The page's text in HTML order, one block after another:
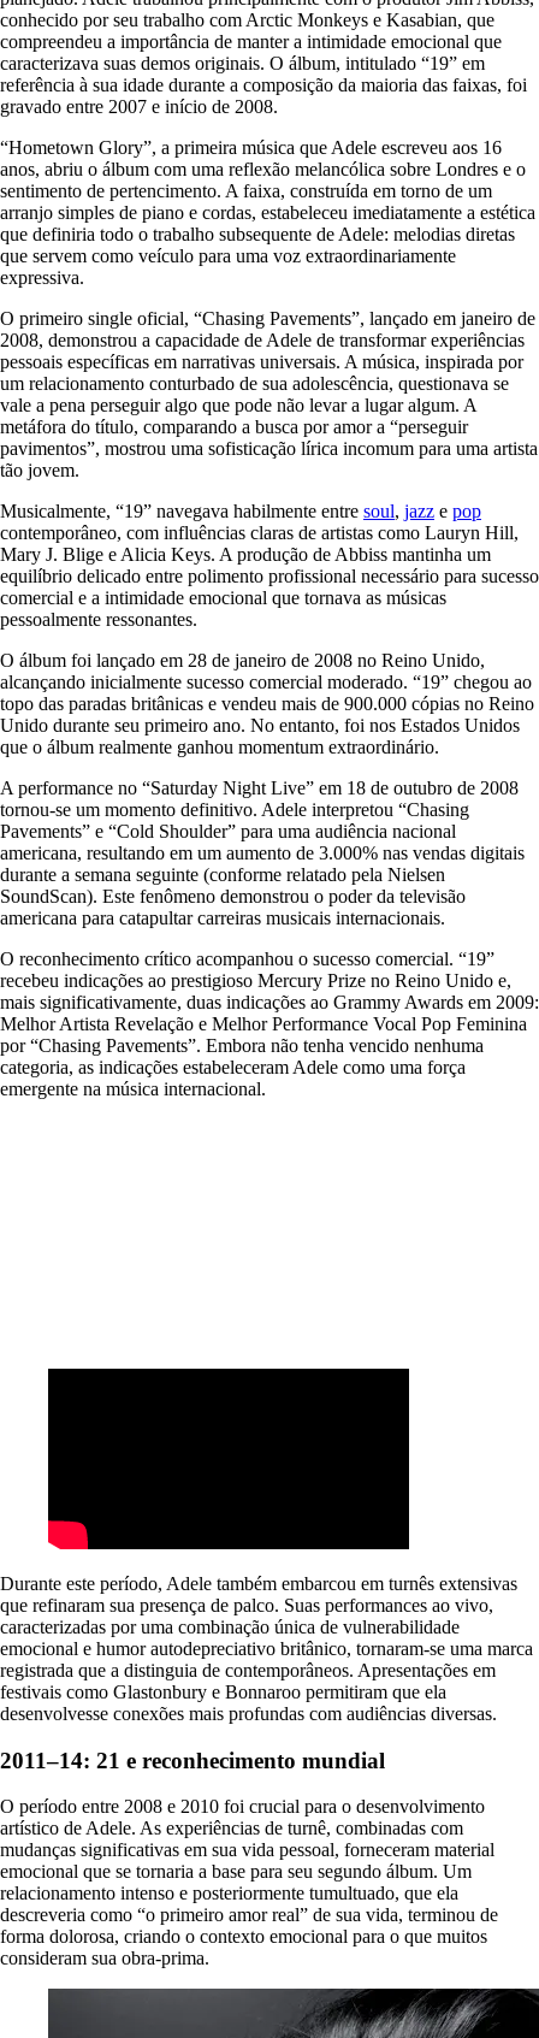
conhecido por seu trabalho com Arctic Monkeys e Kasabian, que
compreendeu a importância de manter a intimidade emocional que
caracterizava suas demos originais. O álbum, intitulado “19” em
referência à sua idade durante a composição da maioria das faixas, foi
gravado entre 2007 e início de 2008.
“Hometown Glory”, a primeira música que Adele escreveu aos 16
anos, abriu o álbum com uma reflexão melancólica sobre Londres e o
sentimento de pertencimento. A faixa, construída em torno de um
arranjo simples de piano e cordas, estabeleceu imediatamente a estética
que definiria todo o trabalho subsequente de Adele: melodias diretas
que servem como veículo para uma voz extraordinariamente
expressiva.
O primeiro single oficial, “Chasing Pavements”, lançado em janeiro de
2008, demonstrou a capacidade de Adele de transformar experiências
pessoais específicas em narrativas universais. A música, inspirada por
um relacionamento conturbado de sua adolescência, questionava se
vale a pena perseguir algo que pode não levar a lugar algum. A
metáfora do título, comparando a busca por amor a “perseguir
pavimentos”, mostrou uma sofisticação lírica incomum para uma artista
tão jovem.
Musicalmente, “19” navegava habilmente entre soul, jazz e pop
contemporâneo, com influências claras de artistas como Lauryn Hill,
Mary J. Blige e Alicia Keys. A produção de Abbiss mantinha um
equilíbrio delicado entre polimento profissional necessário para sucesso
comercial e a intimidade emocional que tornava as músicas
pessoalmente ressonantes.
O álbum foi lançado em 28 de janeiro de 2008 no Reino Unido,
alcançando inicialmente sucesso comercial moderado. “19” chegou ao
topo das paradas britânicas e vendeu mais de 900.000 cópias no Reino
Unido durante seu primeiro ano. No entanto, foi nos Estados Unidos
que o álbum realmente ganhou momentum extraordinário.
A performance no “Saturday Night Live” em 18 de outubro de 2008
tornou-se um momento definitivo. Adele interpretou “Chasing
Pavements” e “Cold Shoulder” para uma audiência nacional
americana, resultando em um aumento de 3.000% nas vendas digitais
durante a semana seguinte (conforme relatado pela Nielsen
SoundScan). Este fenômeno demonstrou o poder da televisão
americana para catapultar carreiras musicais internacionais.
O reconhecimento crítico acompanhou o sucesso comercial. “19”
recebeu indicações ao prestigioso Mercury Prize no Reino Unido e,
mais significativamente, duas indicações ao Grammy Awards em 2009:
Melhor Artista Revelação e Melhor Performance Vocal Pop Feminina
por “Chasing Pavements”. Embora não tenha vencido nenhuma
categoria, as indicações estabeleceram Adele como uma força
emergente na música internacional.
Durante este período, Adele também embarcou em turnês extensivas
que refinaram sua presença de palco. Suas performances ao vivo,
caracterizadas por uma combinação única de vulnerabilidade
emocional e humor autodepreciativo britânico, tornaram-se uma marca
registrada que a distinguia de contemporâneos. Apresentações em
festivais como Glastonbury e Bonnaroo permitiram que ela
desenvolvesse conexões mais profundas com audiências diversas.
2011–14: 21 e reconhecimento mundial
O período entre 2008 e 2010 foi crucial para o desenvolvimento
artístico de Adele. As experiências de turnê, combinadas com
mudanças significativas em sua vida pessoal, forneceram material
emocional que se tornaria a base para seu segundo álbum. Um
relacionamento intenso e posteriormente tumultuado, que ela
descreveria como “o primeiro amor real” de sua vida, terminou de
forma dolorosa, criando o contexto emocional para o que muitos
consideram sua obra-prima.